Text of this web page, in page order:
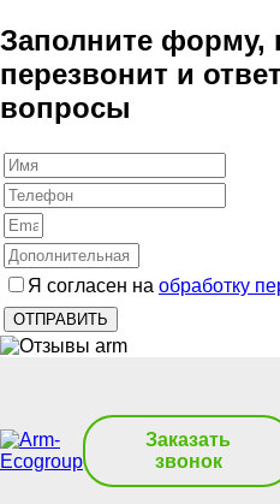
Заполните форму,
перезвонит и
вопросы
Я согласен на обработку
Заказать
звонок